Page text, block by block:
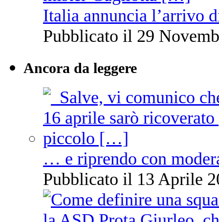
Italia annuncia l’arrivo
Pubblicato il 29
Ancora da leggere
… e riprendo con
Pubblicato il 13 Aprile